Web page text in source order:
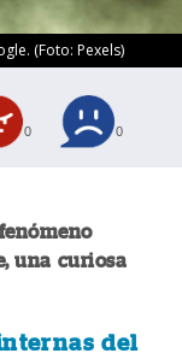
(Foto: Pexels)
0 0
una curiosa
del